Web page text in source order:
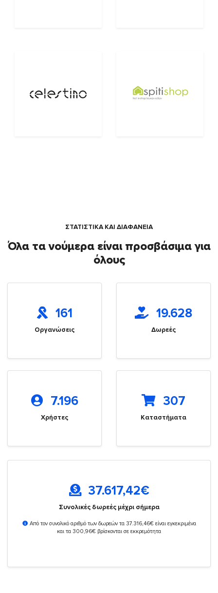
ΣΤΑΤΙΣΤΙΚΑ ΚΑΙ ΔΙΑΦΑΝΕΙΑ
Όλα τα νούμερα είναι προσβάσιμα για
όλους
161
Οργανώσεις
19.628
Δωρεές
7.196
Χρήστες
307
Καταστήματα
37.617,42€
Συνολικές δωρεές μέχρι σήμερα
Από τον συνολικό αριθμό των δωρεών τα 37.316,46€ είναι εγκεκριμένα
και τα 300,96€ βρίσκονται σε εκκρεμότητα